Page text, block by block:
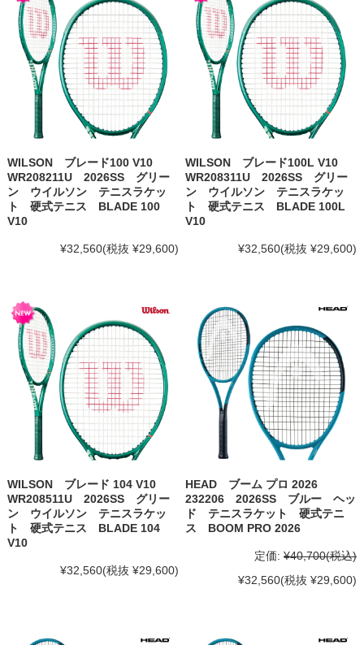
WILSON ブレード100 V10
WR208211U 2026SS グリー
ン ウイルソン テニスラケッ
ト 硬式テニス BLADE 100
V10
¥32,560(税抜 ¥29,600)
WILSON ブレード100L V10
WR208311U 2026SS グリー
ン ウイルソン テニスラケッ
ト 硬式テニス BLADE 100L
V10
¥32,560(税抜 ¥29,600)
WILSON ブレード 104 V10
WR208511U 2026SS グリー
ン ウイルソン テニスラケッ
ト 硬式テニス BLADE 104
V10
¥32,560(税抜 ¥29,600)
HEAD ブーム プロ 2026
232206 2026SS ブルー ヘッ
ド テニスラケット 硬式テニ
ス BOOM PRO 2026
定価: ¥40,700(税込)
¥32,560(税抜 ¥29,600)